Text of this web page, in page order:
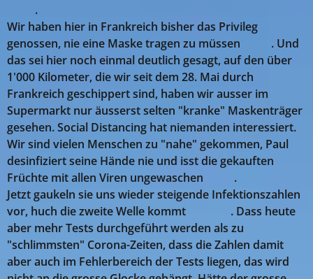
🤔🤮.
Wir haben hier in Frankreich bisher das Privileg
genossen, nie eine Maske tragen zu müssen 😎😊. Und
das sei hier noch einmal deutlich gesagt, auf den über
1'000 Kilometer, die wir seit dem 28. Mai durch
Frankreich geschippert sind, haben wir ausser im
Supermarkt nur äusserst selten "kranke" Maskenträger
gesehen. Social Distancing hat niemanden interessiert.
Wir sind vielen Menschen zu "nahe" gekommen, Paul
desinfiziert seine Hände nie und isst die gekauften
Früchte mit allen Viren ungewaschen 🤣🤣.
Jetzt gaukeln sie uns wieder steigende Infektionszahlen
vor, huch die zweite Welle kommt 🤣🤣🤣. Dass heute
aber mehr Tests durchgeführt werden als zu
"schlimmsten" Corona-Zeiten, dass die Zahlen damit
aber auch im Fehlerbereich der Tests liegen, das wird